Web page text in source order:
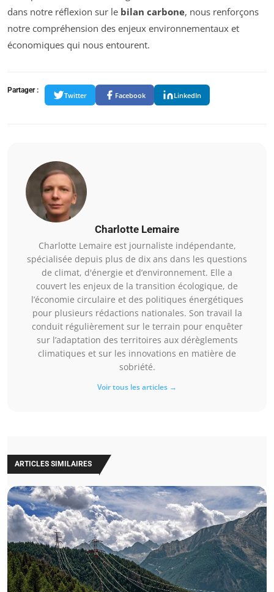
dans notre réflexion sur le bilan carbone, nous renforçons
notre compréhension des enjeux environnementaux et
économiques qui nous entourent.
Partager :
Twitter Facebook LinkedIn
Charlotte Lemaire
Charlotte Lemaire est journaliste indépendante,
spécialisée depuis plus de dix ans dans les questions
de climat, d'énergie et d’environnement. Elle a
couvert les enjeux de la transition écologique, de
l’économie circulaire et des politiques énergétiques
pour plusieurs rédactions nationales. Son travail la
conduit régulièrement sur le terrain pour enquêter
sur l’adaptation des territoires aux dérèglements
climatiques et sur les innovations en matière de
sobriété.
Voir tous les articles →
ARTICLES SIMILAIRES